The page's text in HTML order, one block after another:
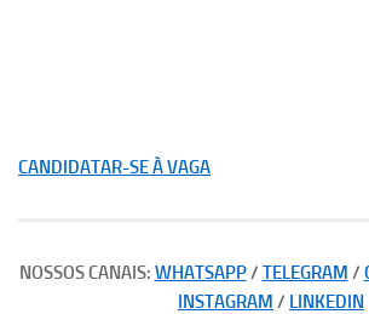
CANDIDATAR-SE À VAGA
NOSSOS CANAIS: WHATSAPP/ TELEGRAM /
INSTAGRAM / LINKEDIN